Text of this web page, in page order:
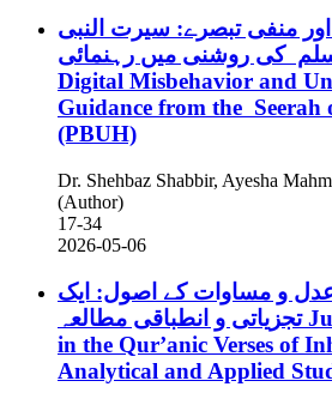
اور منفی تبصرے: سیرت النبی
کی روشنی میں رہنمائی
Digital Misbehavior and
Guidance from the Seerah
(PBUH)
Dr. Shehbaz Shabbir, Ayesha
(Author)
17-34
2026-05-06
عدل و مساوات کے اصول: ایک
تجزیاتی و انطباقی مطالعہ
in the Qur’anic Verses of
Analytical and Applied